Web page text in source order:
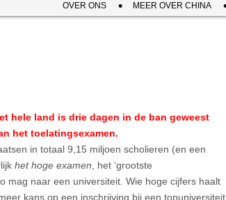
OVER ONS MEER OVER CHINA
hele land is drie dagen in de ban geweest
het toelatingsexamen.
in totaal 9,15 miljoen scholieren (en een
het hoge examen , het ‘grootste
mag naar een universiteit. Wie hoge cijfers haalt
kans op een inschrijving bij een topuniversiteit.